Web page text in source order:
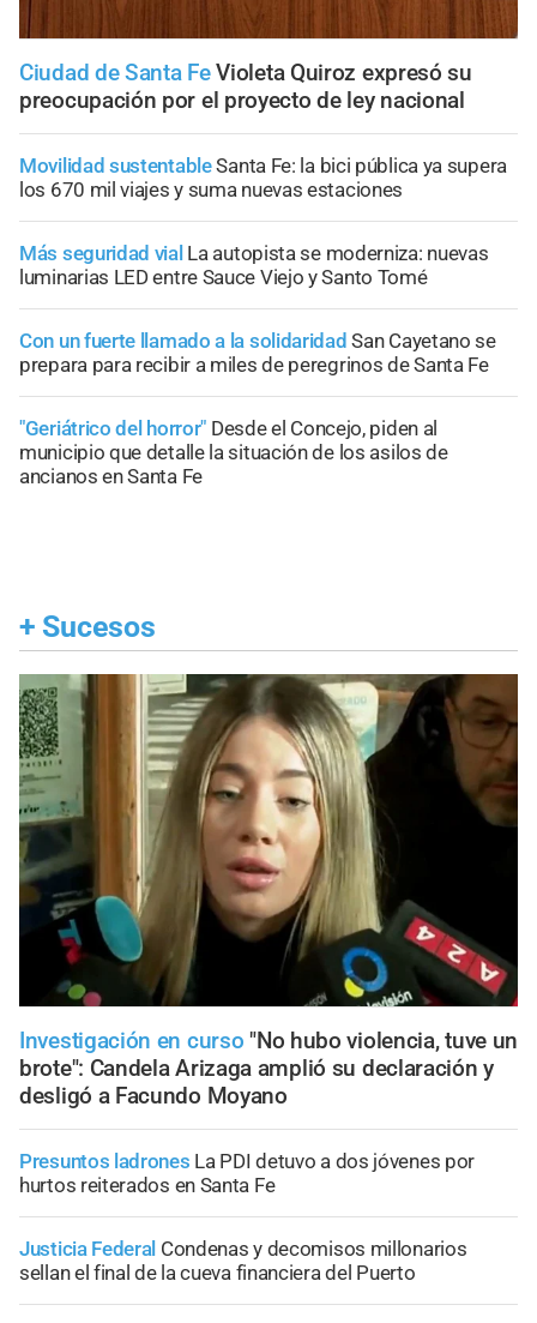
Ciudad de Santa Fe Violeta Quiroz expresó su
preocupación por el proyecto de ley nacional
Movilidad sustentableSanta Fe: la bici pública ya supera
los 670 mil viajes y suma nuevas estaciones
Más seguridad vial La autopista se moderniza: nuevas
luminarias LED entre Sauce Viejo y Santo Tomé
Con un fuerte llamado a la solidaridad San Cayetano se
prepara para recibir a miles de peregrinos de Santa Fe
"Geriátrico del horror" Desde el Concejo, piden al
municipio que detalle la situación de los asilos de
ancianos en Santa Fe
+ Sucesos
Investigación en curso "No hubo violencia, tuve un
brote": Candela Arizaga amplió su declaración y
desligó a Facundo Moyano
Presuntos ladrones La PDI detuvo a dos jóvenes por
hurtos reiterados en Santa Fe
Justicia Federal Condenas y decomisos millonarios
sellan el final de la cueva financiera del Puerto